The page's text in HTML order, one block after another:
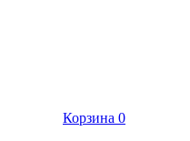
Корзина 0